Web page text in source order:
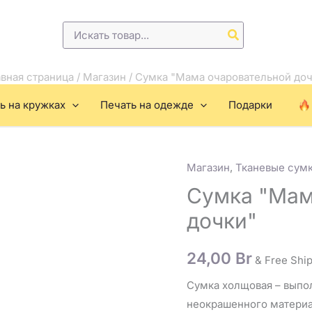
страница / Магазин / Сумка "Мама очаровательной
на кружках Печать на одежде Подарки
Магазин, Тканевые
Сумка
дочки"
24,00 Br & Free
Сумка холщовая –
неокрашенного
Количество
товара
Сумка
"Мама
дочки"